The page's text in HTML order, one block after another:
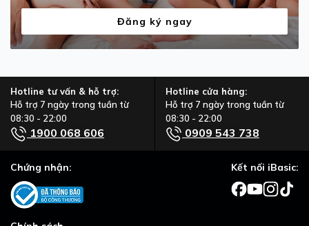
Đăng ký ngay
Hotline tư vấn & hỗ trợ:
Hỗ trợ 7 ngày trong tuần từ
08:30 - 22:00
1900 068 606
Hotline cửa hàng:
Hỗ trợ 7 ngày trong tuần từ
08:30 - 22:00
0909 543 738
Chứng nhận: Kết nối iBasic: